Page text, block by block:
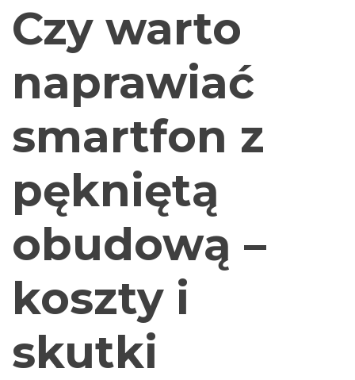
Czy warto
naprawiać
smartfon z
pękniętą
obudową –
koszty i
skutki